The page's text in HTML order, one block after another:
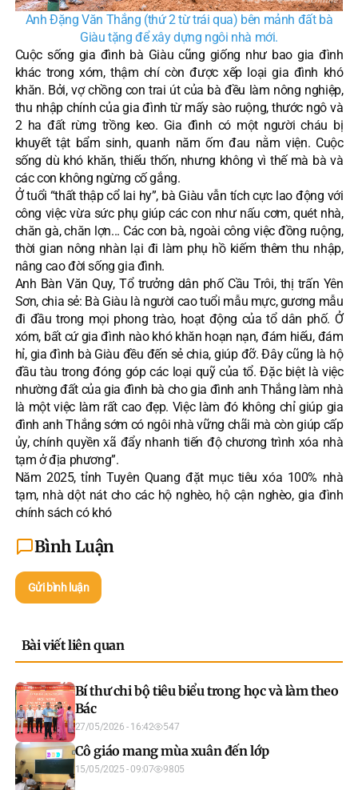
Anh Đặng Văn Thắng (thứ 2 từ trái qua) bên mảnh đất bà
Giàu tặng để xây dựng ngôi nhà mới.
Cuộc sống gia đình bà Giàu cũng giống như bao gia đình
khác trong xóm, thậm chí còn được xếp loại gia đình khó
khăn. Bởi, vợ chồng con trai út của bà đều làm nông nghiệp,
thu nhập chính của gia đình từ mấy sào ruộng, thước ngô và
2 ha đất rừng trồng keo. Gia đình có một người cháu bị
khuyết tật bẩm sinh, quanh năm ốm đau nằm viện. Cuộc
sống dù khó khăn, thiếu thốn, nhưng không vì thế mà bà và
các con không ngừng cố gắng.
Ở tuổi “thất thập cổ lai hy”, bà Giàu vẫn tích cực lao động với
công việc vừa sức phụ giúp các con như nấu cơm, quét nhà,
chăn gà, chăn lợn... Các con bà, ngoài công việc đồng ruộng,
thời gian nông nhàn lại đi làm phụ hồ kiếm thêm thu nhập,
nâng cao đời sống gia đình.
Anh Bàn Văn Quy, Tổ trưởng dân phố Cầu Trôi, thị trấn Yên
Sơn, chia sẻ: Bà Giàu là người cao tuổi mẫu mực, gương mẫu
đi đầu trong mọi phong trào, hoạt động của tổ dân phố. Ở
xóm, bất cứ gia đình nào khó khăn hoạn nạn, đám hiếu, đám
hỉ, gia đình bà Giàu đều đến sẻ chia, giúp đỡ. Đây cũng là hộ
đầu tàu trong đóng góp các loại quỹ của tổ. Đặc biệt là việc
nhường đất của gia đình bà cho gia đình anh Thắng làm nhà
là một việc làm rất cao đẹp. Việc làm đó không chỉ giúp gia
đình anh Thắng sớm có ngôi nhà vững chãi mà còn giúp cấp
ủy, chính quyền xã đẩy nhanh tiến độ chương trình xóa nhà
tạm ở địa phương”.
Năm 2025, tỉnh Tuyên Quang đặt mục tiêu xóa 100% nhà
tạm, nhà dột nát cho các hộ nghèo, hộ cận nghèo, gia đình
chính sách có khó
Bình Luận
Gửi bình luận
Bài viết liên quan
Bí thư chi bộ tiêu biểu trong học và làm theo
Bác
27/05/2026 - 16:42 547
Cô giáo mang mùa xuân đến lớp
15/05/2025 - 09:07 9805